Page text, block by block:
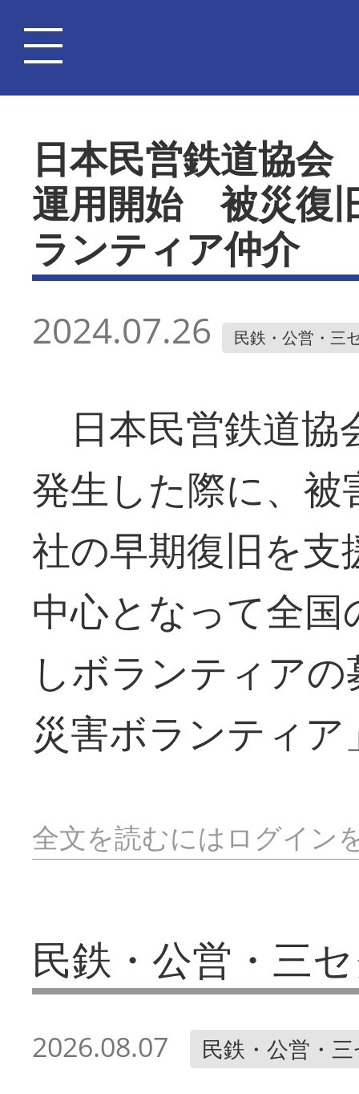
日本民営鉄道協
運用開始 被災復
ランティア仲介
2024.07.26 民鉄・公営・三
日本民営鉄道協
発生した際に、
社の早期復旧を
中心となって全
しボランティア
災害ボランティ
全文を読むにはログイン
民鉄・公営・三
2026.08.07 民鉄・公営・